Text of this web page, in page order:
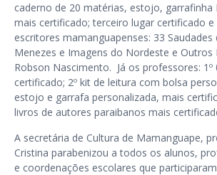
caderno de 20 matérias, estojo, garrafinha
mais certificado; terceiro lugar certificado
escritores mamanguapenses: 33 Saudades
Menezes e Imagens do Nordeste e Outros
Robson Nascimento. Já os professores: 1º
certificado; 2º kit de leitura com bolsa
estojo e garrafa personalizada, mais
livros de autores paraibanos mais
A secretária de Cultura de Mamanguape,
Cristina parabenizou a todos os alunos,
e coordenações escolares que